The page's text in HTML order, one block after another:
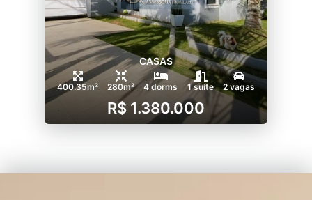
CASAS
400.35m² 280m² 4 dorms 1 suíte 2 vagas
R$ 1.380.000